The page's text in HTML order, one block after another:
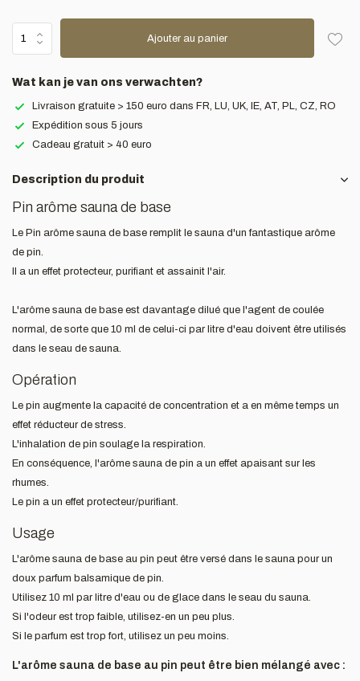
Ajouter au panier
Wat kan je van ons verwachten?
Livraison gratuite > 150 euro dans FR, LU, UK, IE, AT, PL, CZ, RO
Expédition sous 5 jours
Cadeau gratuit > 40 euro
Description du produit
Pin arôme sauna de base
Le Pin arôme sauna de base remplit le sauna d'un fantastique arôme
de pin.
Il a un effet protecteur, purifiant et assainit l'air.
L'arôme sauna de base est davantage dilué que l'agent de coulée
normal, de sorte que 10 ml de celui-ci par litre d'eau doivent être utilisés
dans le seau de sauna.
Opération
Le pin augmente la capacité de concentration et a en même temps un
effet réducteur de stress.
L'inhalation de pin soulage la respiration.
En conséquence, l'arôme sauna de pin a un effet apaisant sur les
rhumes.
Le pin a un effet protecteur/purifiant.
Usage
L'arôme sauna de base au pin peut être versé dans le sauna pour un
doux parfum balsamique de pin.
Utilisez 10 ml par litre d'eau ou de glace dans le seau du sauna.
Si l'odeur est trop faible, utilisez-en un peu plus.
Si le parfum est trop fort, utilisez un peu moins.
L'arôme sauna de base au pin peut être bien mélangé avec :